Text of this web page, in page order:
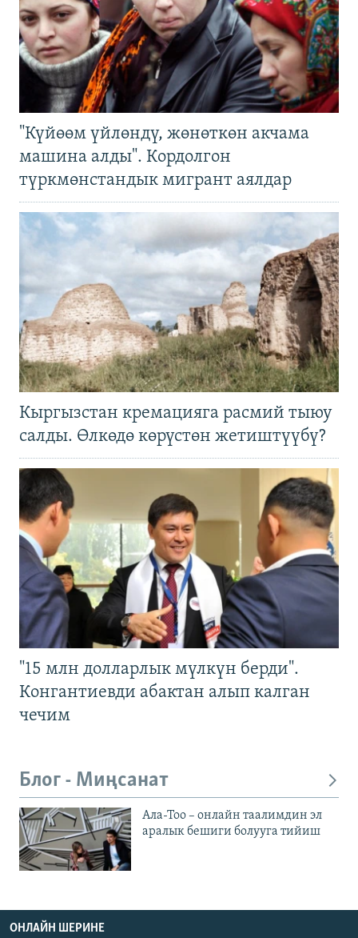
"Күйөөм үйлөндү, жөнөткөн акчама
машина алды". Кордолгон
түркмөнстандык мигрант аялдар
Кыргызстан кремацияга расмий тыюу
салды. Өлкөдө көрүстөн жетиштүүбү?
"15 млн долларлык мүлкүн берди".
Конгантиевди абактан алып калган
чечим
Блог - Миңсанат
Ала-Тоо – онлайн таалимдин эл
аралык бешиги болууга тийиш
ОНЛАЙН ШЕРИНЕ